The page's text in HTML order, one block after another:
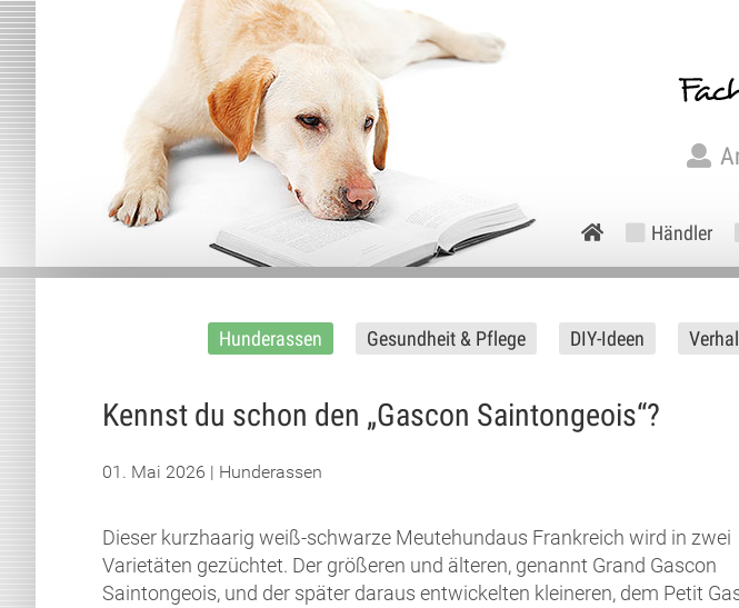
Hunderassen Gesundheit & Pflege DIY-Ideen
Kennst du schon den „Gascon Saintongeois“?
01. Mai 2026 | Hunderassen
Dieser kurzhaarig weiß-schwarze Meutehundaus Frankreich wird in zwei
Varietäten gezüchtet. Der größeren und älteren, genannt Grand Gascon
Saintongeois, und der später daraus entwickelten kleineren, dem Petit
Händler